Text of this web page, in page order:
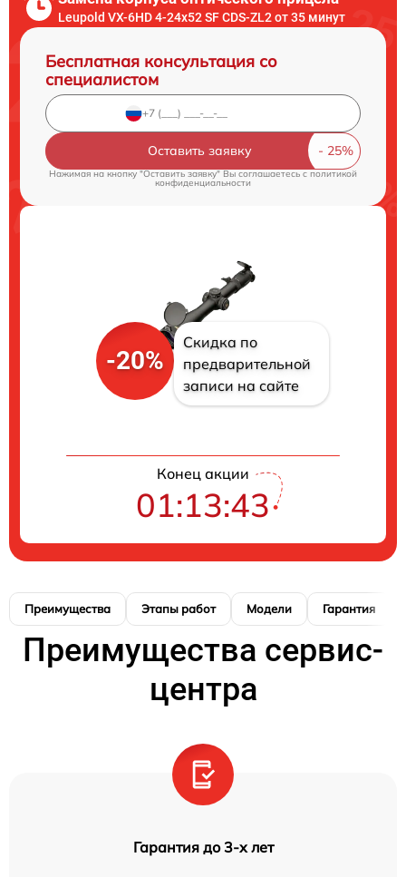
Leupold VX-6HD 4-24x52 SF CDS-ZL2 от 35 минут
Бесплатная консультация со
специалистом
Оставить заявку
Нажимая на кнопку "Оставить заявку" Вы соглашаетесь cполитикой
конфиденциальности
-20%
Скидка по
предварительной
записи на сайте
Конец акции
01:13:41
Преимущества Этапы работ Модели Гарантия
Преимущества сервис-
центра
Гарантия до 3-х лет